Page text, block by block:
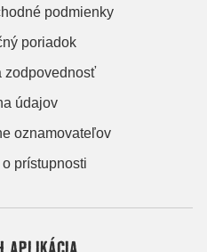
podmienky
poriadok
zodpovednosť
údajov
oznamovateľov
prístupnosti